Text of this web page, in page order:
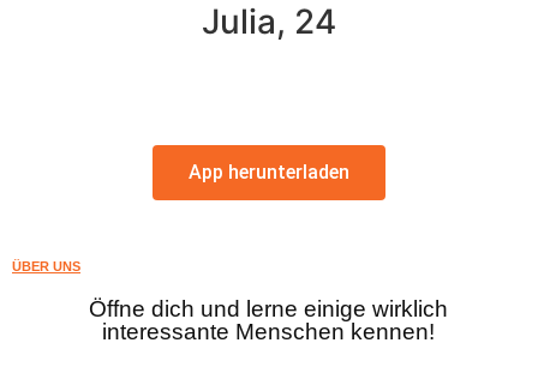
Julia, 24
App herunterladen
ÜBER UNS
Öffne dich und lerne einige wirklich
interessante Menschen kennen!